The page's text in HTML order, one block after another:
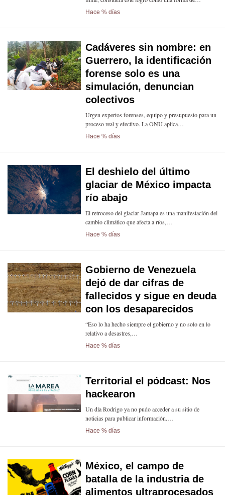
Hace % días
Cadáveres sin nombre: en
Guerrero, la identificación
forense solo es una
simulación, denuncian
colectivos
Urgen expertos forenses, equipo y presupuesto para un
proceso real y efectivo. La ONU aplica…
Hace % días
El deshielo del último
glaciar de México impacta
río abajo
El retroceso del glaciar Jamapa es una manifestación del
cambio climático que afecta a ríos,…
Hace % días
Gobierno de Venezuela
dejó de dar cifras de
fallecidos y sigue en deuda
con los desaparecidos
“Eso lo ha hecho siempre el gobierno y no solo en lo
relativo a desastres,…
Hace % días
Territorial el pódcast: Nos
hackearon
Un día Rodrigo ya no pudo acceder a su sitio de
noticias para publicar información.…
Hace % días
México, el campo de
batalla de la industria de
alimentos ultraprocesados